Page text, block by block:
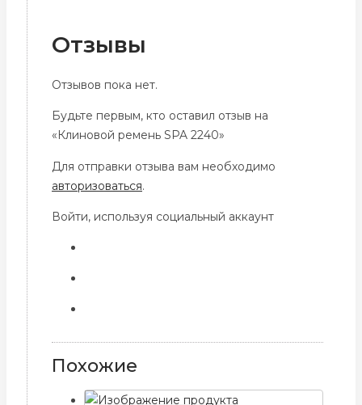
Отзывы
Отзывов пока нет.
Будьте первым, кто оставил отзыв на
«Клиновой ремень SPA 2240»
Для отправки отзыва вам необходимо
авторизоваться.
Войти, используя социальный аккаунт
Похожие